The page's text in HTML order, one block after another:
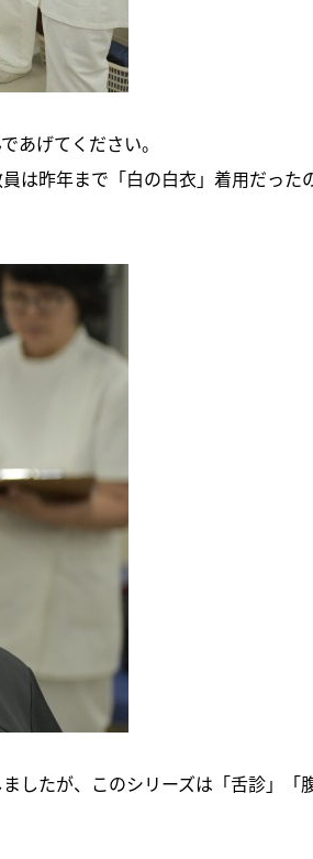
あげてください。
は昨年まで「白の白衣」着用だっ
たが、このシリーズは「舌診」「